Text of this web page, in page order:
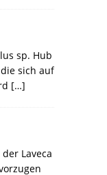
sp. Hub
sich auf
[…]
Laveca